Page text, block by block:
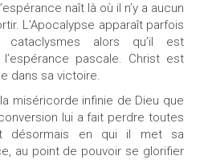
naît là où il n’y a aucun
L’Apocalypse apparaît parfois
alors qu’il est
pascale. Christ est
dans sa victoire.
miséricorde infinie de Dieu que
lui a fait perdre toutes
désormais en qui il met sa
au point de pouvoir se glorifier